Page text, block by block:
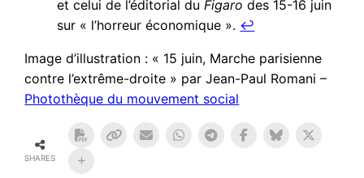
et celui de l’éditorial duFigarodes 15-16 juin
sur « l’horreur économique ». ↩︎
Image d’illustration : « 15 juin, Marche parisienne
contre l’extrême-droite » par Jean-Paul Romani –
Photothèque du mouvement social
SHARES